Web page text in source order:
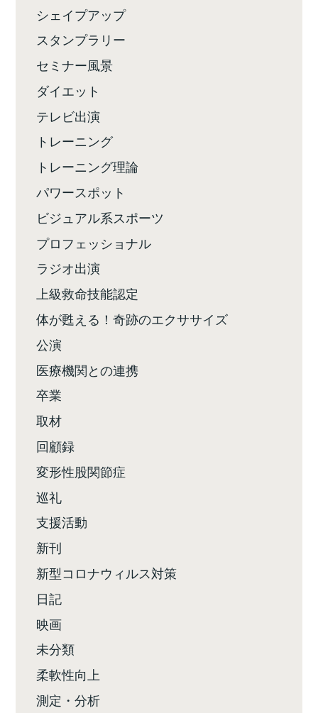
シェイプアップ
スタンプラリー
セミナー風景
ダイエット
テレビ出演
トレーニング
トレーニング理論
パワースポット
ビジュアル系スポーツ
プロフェッショナル
ラジオ出演
上級救命技能認定
体が甦える！奇跡のエクササイズ
公演
医療機関との連携
卒業
取材
回顧録
変形性股関節症
巡礼
支援活動
新刊
新型コロナウィルス対策
日記
映画
未分類
柔軟性向上
測定・分析